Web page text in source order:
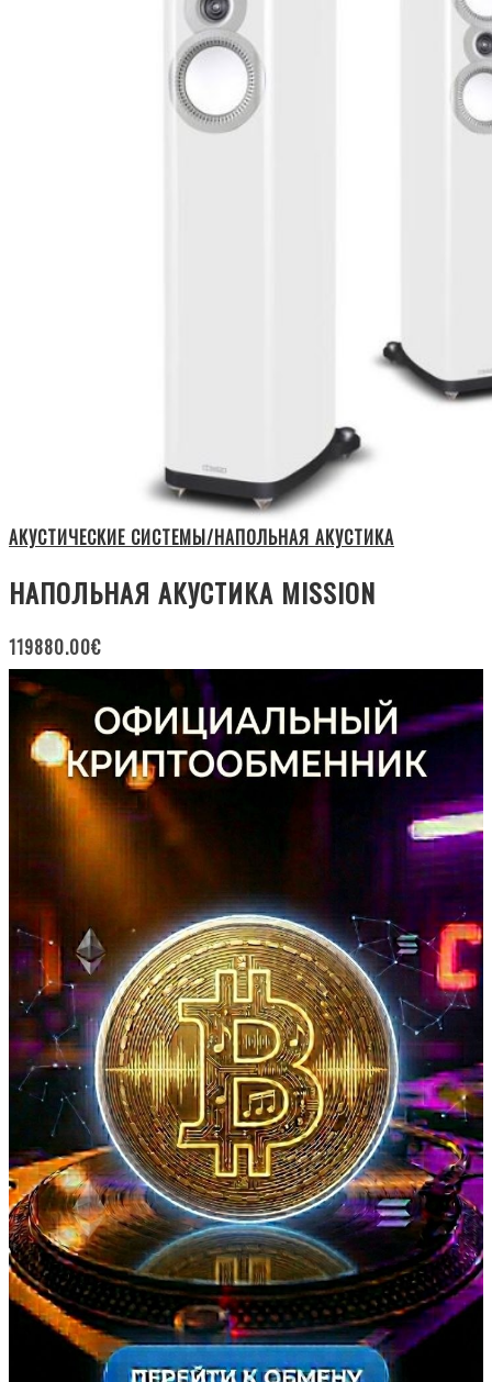
АКУСТИЧЕСКИЕ СИСТЕМЫ/НАПОЛЬНАЯ АКУСТИКА
НАПОЛЬНАЯ АКУСТИКА MISSION
119880.00€